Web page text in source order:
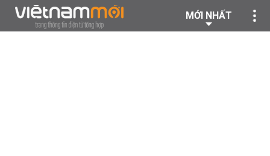
MỚI NHẤT